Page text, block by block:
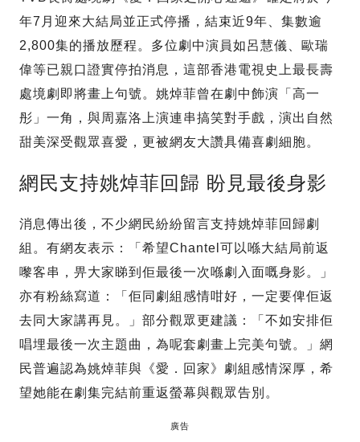
年7月迎來大結局並正式停播，結束近9年、集數逾
2,800集的播放歷程。多位劇中演員如呂慧儀、歐瑞
偉等已親口證實停拍消息，這部香港電視史上最長壽
處境劇即將畫上句號。姚焯菲曾在劇中飾演「高一
彤」一角，與周嘉洛上演連串搞笑對手戲，演出自然
甜美深受觀眾喜愛，更被網友大讚具備喜劇細胞。
網民支持姚焯菲回歸 盼見最後身影
消息傳出後，不少網民紛紛留言支持姚焯菲回歸劇
組。有網友表示：「希望Chantel可以喺大結局前返
嚟客串，畀大家睇到佢最後一次喺劇入面嘅身影。」
亦有粉絲寫道：「佢同劇組感情咁好，一定要俾佢返
去同大家講再見。」部分觀眾更建議：「不如安排佢
唱埋最後一次主題曲，為呢套劇畫上完美句號。」網
民普遍認為姚焯菲與《愛．回家》劇組感情深厚，希
望她能在劇集完結前重返螢幕與觀眾告別。
廣告